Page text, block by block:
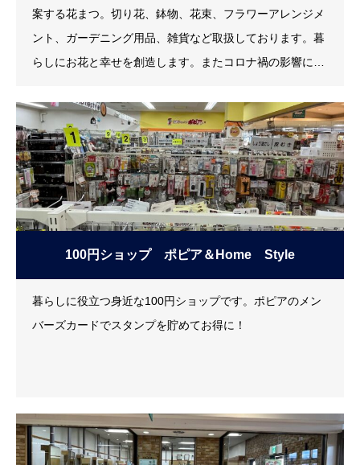
案する花まつ。切り花、鉢物、花束、フラワーアレンジメ
ント、ガーデニング用品、雑貨など取扱しております。暮
らしにお花と幸せを創造します。またコロナ禍の影響によ
まった、お花のサブスクリプション「マイハナ」や花いっ
ぱいキャンペーンを通してすべてのお花が飾られることを
ご提案致します！
100円ショップ ポピア＆Home Style
暮らしに役立つ身近な100円ショップです。ポピアのメン
バーズカードでスタンプを貯めてお得に！